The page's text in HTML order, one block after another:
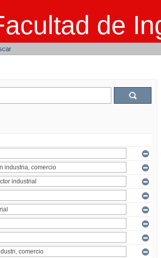
de